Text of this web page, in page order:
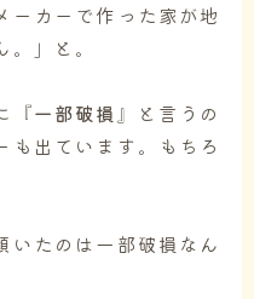
ーカーで作った家が地
」と。
『一部破損 』と言うの
も出ています。もちろ
いたのは一部破損なん